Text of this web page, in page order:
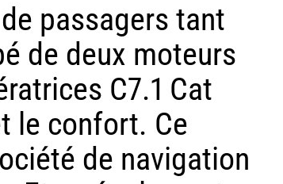
passagers tant
de deux moteurs
C7.1 Cat
le confort. Ce
de navigation